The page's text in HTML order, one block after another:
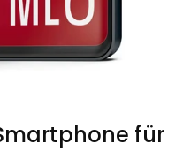
für